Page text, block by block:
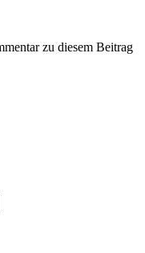
zu diesem Beitrag